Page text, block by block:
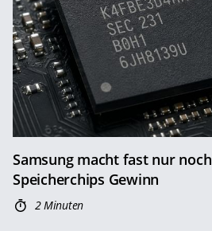
Samsung macht fast nur
Speicherchips Gewinn
2 Minuten